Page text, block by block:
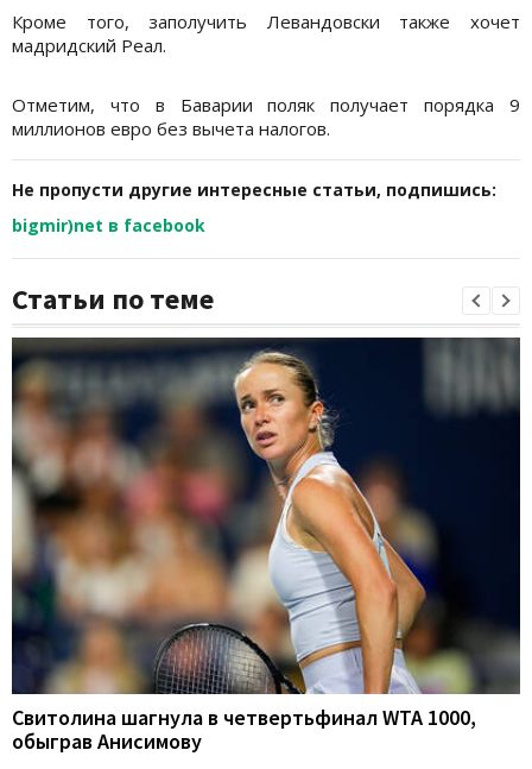
Кроме того, заполучить Левандовски также хочет
мадридский Реал.
Отметим, что в Баварии поляк получает порядка 9
миллионов евро без вычета налогов.
Не пропусти другие интересные статьи, подпишись:
bigmir)net в facebook
Статьи по теме
Свитолина шагнула в четвертьфинал WTA 1000,
обыграв Анисимову